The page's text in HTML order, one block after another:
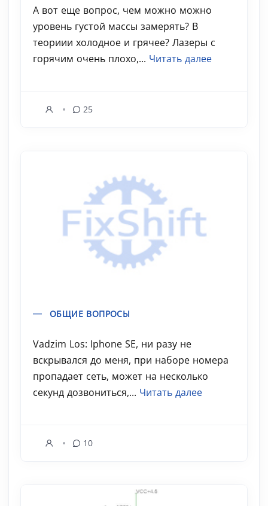
А вот еще вопрос, чем можно можно
уровень густой массы замерять? В
теориии холодное и грячее? Лазеры с
горячим очень плохо,... Читать далее
25
ОБЩИЕ ВОПРОСЫ
Vadzim Los: Iphone SE, ни разу не
вскрывался до меня, при наборе номера
пропадает сеть, может на несколько
секунд дозвониться,... Читать далее
10